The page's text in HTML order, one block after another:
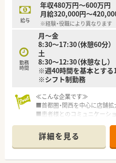
給与
年収480万円～600万円
月給320,000円～
※経験・役職により異なります
勤務
時間
月～金
8:30～17:30（休憩60分）
土
8:30～12:30（休憩なし）
※週40時間を基本とする
※シフト制勤務
≪こんな企業です≫
■首都圏・関西を中心に店舗拡
■患者様とのコミュニケーシ
■段階的にスキルアップが図
ます。
■在宅にも積極的に取り組んで
■「育児・介護休業制度」に加え
詳細を見る